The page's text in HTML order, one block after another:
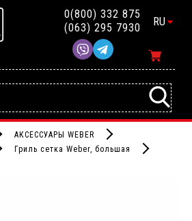
0(800) 332 875
(063) 295 7930
RU
АКСЕССУАРЫ WEBER
Гриль сетка Weber, большая